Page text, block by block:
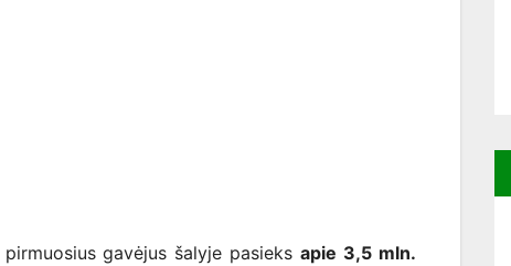
gavėjus šalyje pasieksapie 3,5 mln.